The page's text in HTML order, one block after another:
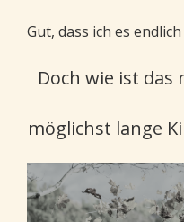
Gut, dass ich es
Doch wie ist
möglichst lange